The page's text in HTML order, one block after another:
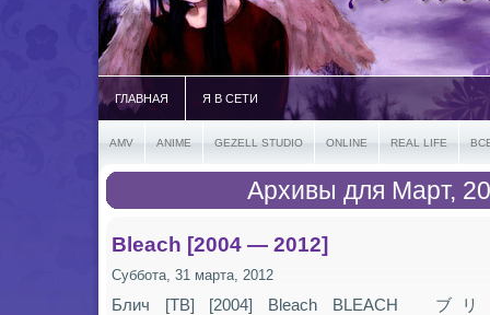
ГЛАВНАЯ Я В СЕТИ
AMV ANIME GEZELL STUDIO ONLINE REAL LIFE
Архивы для Март,
Bleach [2004 — 2012]
Суббота, 31 марта, 2012
Блич [ТВ] [2004] Bleach BLEACH